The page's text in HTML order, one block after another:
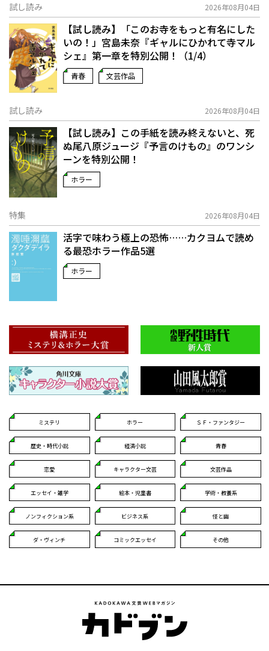
試し読み 2026年08月04日
【試し読み】「このお寺をもっと有名にした
いの！」宮島未奈『ギャルにひかれて寺マル
シェ』第一章を特別公開！（1/4）
青春 文芸作品
試し読み 2026年08月04日
【試し読み】この手紙を読み終えないと、死
ぬ――尾八原ジュージ『予言のけもの』のワンシ
ーンを特別公開！
ホラー
特集 2026年08月04日
活字で味わう極上の恐怖……カクヨムで読め
る最恐ホラー作品5選
ホラー
ミステリ ホラー ＳＦ・ファンタジー
歴史・時代小説 経済小説 青春
恋愛 キャラクター文芸 文芸作品
エッセイ・雑学 絵本・児童書 学術・教養系
ノンフィクション系 ビジネス系 怪と幽
ダ・ヴィンチ コミックエッセイ その他